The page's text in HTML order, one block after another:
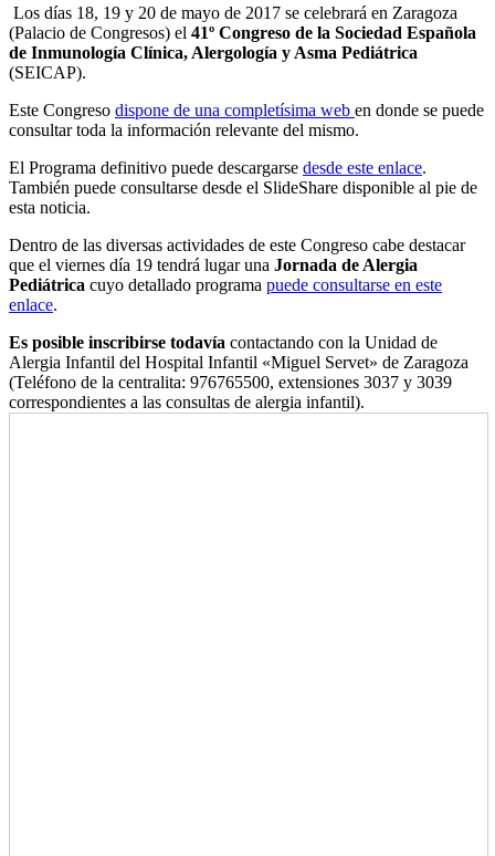
Los días 18, 19 y 20 de mayo de 2017 se celebrará en Zaragoza
(Palacio de Congresos) el 41º Congreso de la Sociedad Española
de Inmunología Clínica, Alergología y Asma Pediátrica
(SEICAP).
Este Congreso dispone de una completísima web en donde se puede
consultar toda la información relevante del mismo.
El Programa definitivo puede descargarse desde este enlace.
También puede consultarse desde el SlideShare disponible al pie de
esta noticia.
Dentro de las diversas actividades de este Congreso cabe destacar
que el viernes día 19 tendrá lugar una Jornada de Alergia
Pediátrica cuyo detallado programa puede consultarse en este
enlace.
Es posible inscribirse todavía contactando con la Unidad de
Alergia Infantil del Hospital Infantil «Miguel Servet» de Zaragoza
(Teléfono de la centralita: 976765500, extensiones 3037 y 3039
correspondientes a las consultas de alergia infantil).